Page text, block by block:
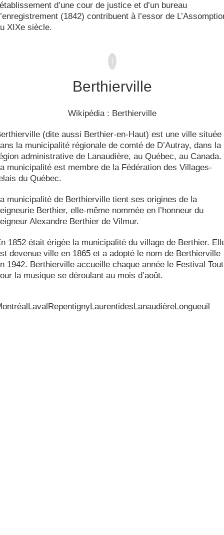
d’une cour de justice et d’un bureau
(1842) contribuent à l’essor de
XIXe siècle.
Berthierville
Wikipédia : Berthierville
(dite aussi Berthier-en-Haut) est une ville située
la municipalité régionale de comté de D’Autray, dans la
administrative de Lanaudière, au Québec, au Canada.
municipalité est membre de la Fédération des Villages-
du Québec.
municipalité de Berthierville tient ses origines de la
Berthier, elle-même nommée en l’honneur du
Alexandre Berthier de Vilmur.
1852 était érigée la municipalité du village de Berthier.
devenue ville en 1865 et a adopté le nom de Berthierville
1942. Berthierville accueille chaque année le Festival Tout
la musique se déroulant au mois d’août.
Laval RepentignyLaurentides LanaudièreLongueuil